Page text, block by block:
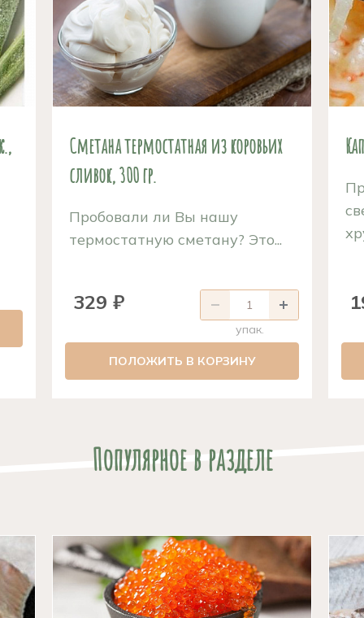
Сметана термостатная из коровьих
сливок, 300 гр.
Пробовали ли Вы нашу
термостатную сметану? Это...
329 ₽
упак.
ПОЛОЖИТЬ В КОРЗИНУ
Популярное в разделе